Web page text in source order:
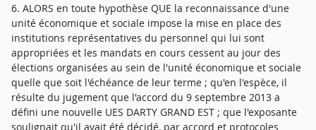
6. ALORS en toute hypothèse QUE la reconnaissance d'une
unité économique et sociale impose la mise en place des
institutions représentatives du personnel qui lui sont
appropriées et les mandats en cours cessent au jour des
élections organisées au sein de l'unité économique et sociale
quelle que soit l'échéance de leur terme ; qu'en l'espèce, il
résulte du jugement que l'accord du 9 septembre 2013 a
défini une nouvelle UES DARTY GRAND EST ; que l'exposante
soulignait qu'il avait été décidé, par accord et protocoles